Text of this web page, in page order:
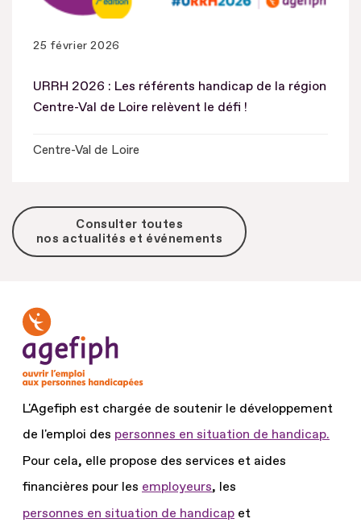
25 février 2026
URRH 2026 : Les référents handicap de la région
Centre-Val de Loire relèvent le défi !
Centre-Val de Loire
Consulter toutes
nos actualités et événements
L'Agefiph est chargée de soutenir le développement
de l'emploi des personnes en situation de handicap.
Pour cela, elle propose des services et aides
financières pour les employeurs, les
personnes en situation de handicap et